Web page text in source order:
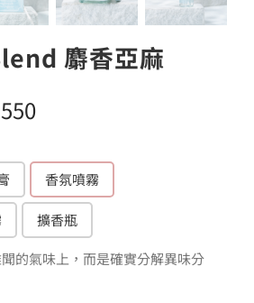
麝香亞麻
550價
範
圍：
NT$99
到
香氛噴霧
擴香瓶
的氣味上，而是確實分解異味分